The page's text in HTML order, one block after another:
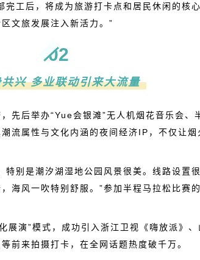
完工后，将成为旅游打卡点和居民休闲的核
文旅发展注入新活力。”
02
兴 多业联动引来大流量
先后举办“Yue会银滩”无人机烟花音乐会、
流属性与文化内涵的夜间经济IP，不仅让烟
特别是潮汐湖湿地公园风景很美。线路设置
海风一吹特别舒服。”参加半程马拉松比赛
展演”模式，成功引入浙江卫视《嗨放派》、
前来拍摄打卡，在全网话题热度破千万。